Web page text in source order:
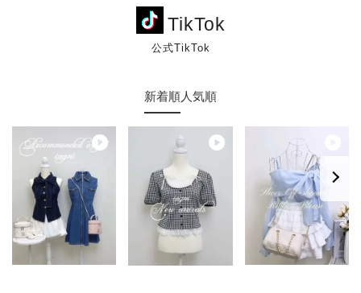
TikTok
公式TikTok
新着順人気順